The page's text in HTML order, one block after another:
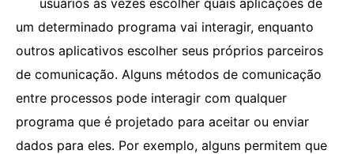
usuários às vezes escolher quais aplicações de
um determinado programa vai interagir, enquanto
outros aplicativos escolher seus próprios parceiros
de comunicação. Alguns métodos de comunicação
entre processos pode interagir com qualquer
programa que é projetado para aceitar ou enviar
dados para eles. Por exemplo, alguns permitem que